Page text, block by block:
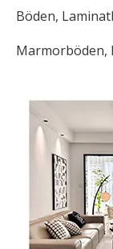
Böden,
Marmorböden,